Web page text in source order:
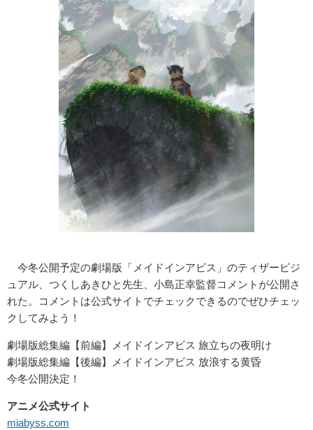
今冬公開予定の劇場版「メイドインアビス」のティザービジ
ュアル、つくしあきひと先生、小島正幸監督コメントが公開さ
れた。コメントは公式サイトでチェックできるのでぜひチェッ
クしてみよう！
劇場版総集編【前編】メイドインアビス 旅立ちの夜明け
劇場版総集編【後編】メイドインアビス 放浪する黄昏
今冬公開決定！
アニメ公式サイト
miabyss.com